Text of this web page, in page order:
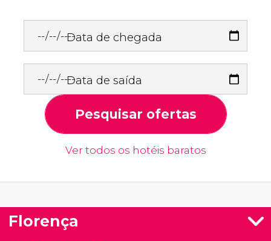
Data de chegada
Data de saída
Pesquisar ofertas
Ver todos os hotéis baratos
Florença